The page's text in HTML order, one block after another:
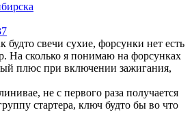
будто свечи сухие, форсунки нет есть
На сколько я понимаю на форсунках
плюс при включении зажигания,
не с первого раза получается
стартера, ключ будто бы во что